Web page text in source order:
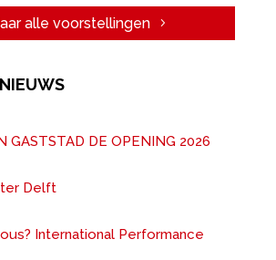
alle voorstellingen
GASTSTAD DE OPENING 2026
Delft
International Performance